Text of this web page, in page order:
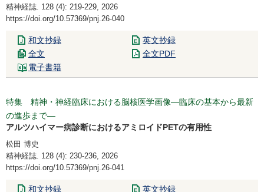
精神経誌. 128 (4): 219-229, 2026
https://doi.org/10.57369/pnj.26-040
和文抄録
英文抄録
全文
全文PDF
電子書籍
特集 精神・神経臨床における脳核医学画像―臨床の基本から最新
の進歩まで―
アルツハイマー病診断におけるアミロイドPETの有用性
松田 博史
精神経誌. 128 (4): 230-236, 2026
https://doi.org/10.57369/pnj.26-041
和文抄録
英文抄録